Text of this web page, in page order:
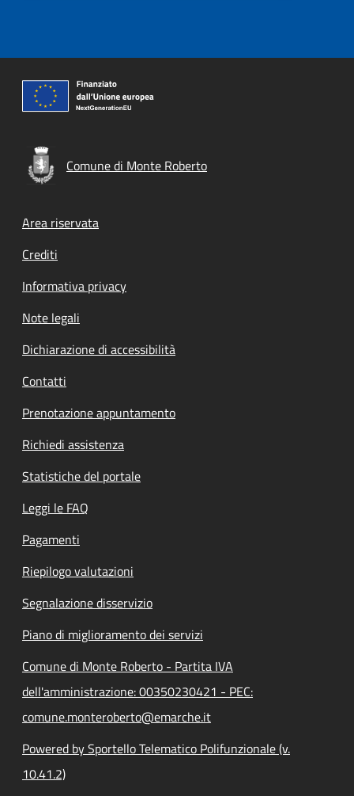
Comune di Monte Roberto
Footer menu
Area riservata
Crediti
Informativa privacy
Note legali
Dichiarazione di accessibilità
Contatti
Prenotazione appuntamento
Richiedi assistenza
Statistiche del portale
Leggi le FAQ
Pagamenti
Riepilogo valutazioni
Segnalazione disservizio
Piano di miglioramento dei servizi
Comune di Monte Roberto - Partita IVA
dell'amministrazione: 00350230421 - PEC:
comune.monteroberto@emarche.it
Powered by Sportello Telematico Polifunzionale (v.
10.41.2)